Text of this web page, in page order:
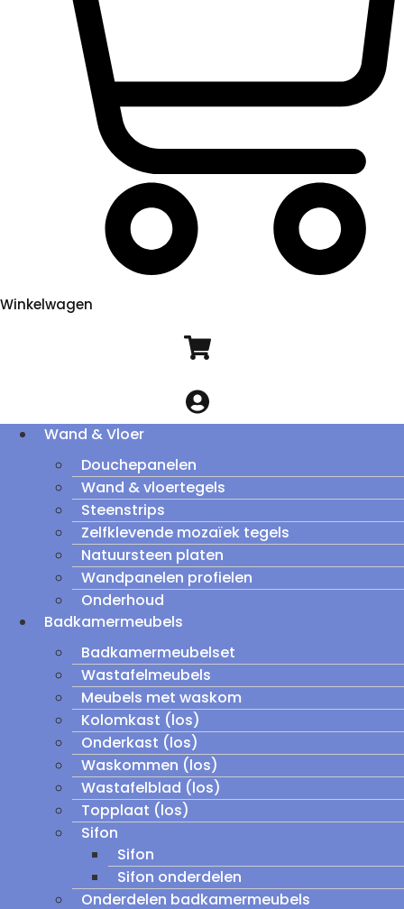
Winkelwagen
Wand & Vloer
Douchepanelen
Wand & vloertegels
Steenstrips
Zelfklevende mozaïek tegels
Natuursteen platen
Wandpanelen profielen
Onderhoud
Badkamermeubels
Badkamermeubelset
Wastafelmeubels
Meubels met waskom
Kolomkast (los)
Onderkast (los)
Waskommen (los)
Wastafelblad (los)
Topplaat (los)
Sifon
Sifon
Sifon onderdelen
Onderdelen badkamermeubels